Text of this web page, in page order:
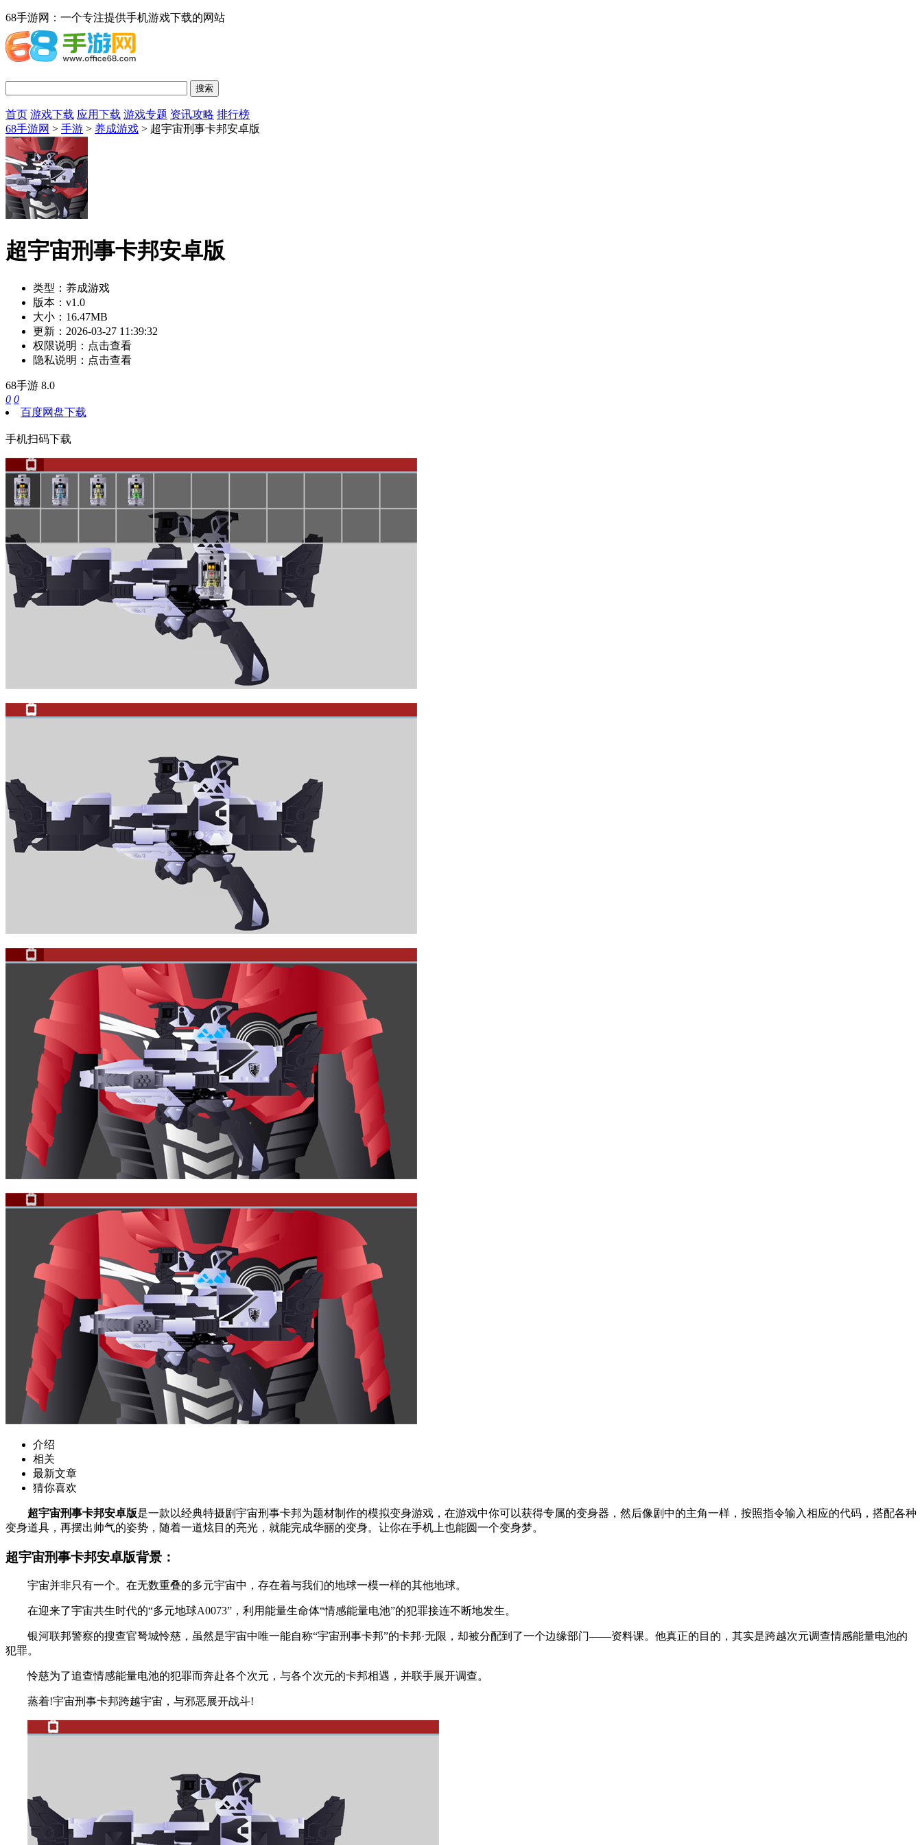
68手游网：一个专注提供手机游戏下载的网站
首页 游戏下载 应用下载 游戏专题 资讯攻略 排行榜
68手游网 > 手游 > 养成游戏 > 超宇宙刑事卡邦安卓版
超宇宙刑事卡邦安卓版
类型： 养成游戏
版本： v1.0
大小： 16.47MB
更新： 2026-03-27 11:39:32
权限说明： 点击查看
隐私说明： 点击查看
68手游 8.0
0 0
百度网盘下载
手机扫码下载
介绍
相关
最新文章
猜你喜欢
超宇宙刑事卡邦安卓版是一款以经典特摄剧宇宙刑事卡邦为题材制作的模拟变身游戏，在游戏中你可以获得专属的变身器，然后像剧中的主角一样，按照指令输入相应的代码，搭配各种
变身道具，再摆出帅气的姿势，随着一道炫目的亮光，就能完成华丽的变身。让你在手机上也能圆一个变身梦。
超宇宙刑事卡邦安卓版背景：
宇宙并非只有一个。在无数重叠的多元宇宙中，存在着与我们的地球一模一样的其他地球。
在迎来了宇宙共生时代的“多元地球Α0073”，利用能量生命体“情感能量电池”的犯罪接连不断地发生。
银河联邦警察的搜查官弩城怜慈，虽然是宇宙中唯一能自称“宇宙刑事卡邦”的卡邦·无限，却被分配到了一个边缘部门——资料课。他真正的目的，其实是跨越次元调查情感能量电池的
犯罪。
怜慈为了追查情感能量电池的犯罪而奔赴各个次元，与各个次元的卡邦相遇，并联手展开调查。
蒸着!宇宙刑事卡邦跨越宇宙，与邪恶展开战斗!